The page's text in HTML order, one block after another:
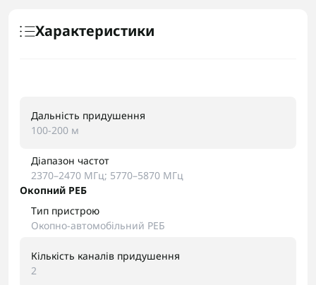
Характеристики
Дальність придушення
100-200 м
Діапазон частот
2370–2470 МГц; 5770–5870 МГц
Окопний РЕБ
Тип пристрою
Окопно-автомобільний РЕБ
Кількість каналів придушення
2